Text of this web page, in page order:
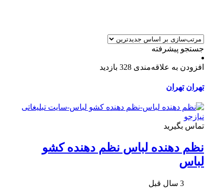
جستجو پیشرفته
افزودن به علاقه‌مندی 328 بازدید
تهران تهران
تماس بگیرید
نظم دهنده لباس نظم دهنده كشو
لباس
3 سال قبل